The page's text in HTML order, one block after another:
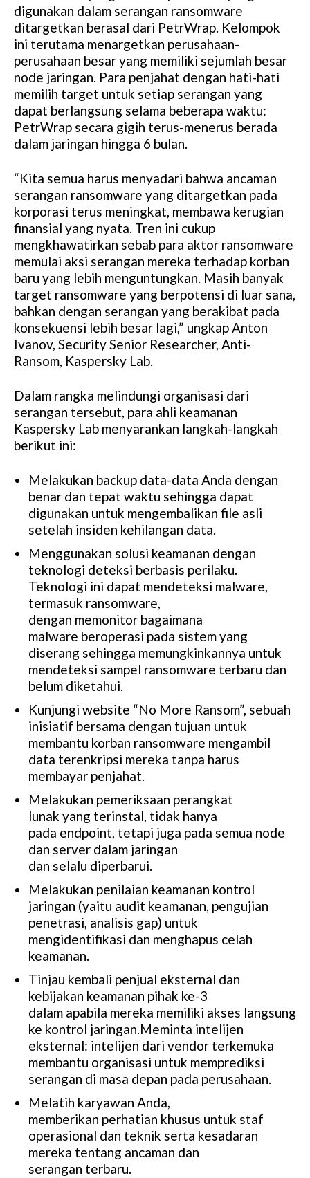
digunakan dalam serangan ransomware
ditargetkan berasal dari PetrWrap. Kelompok
ini terutama menargetkan perusahaan-
perusahaan besar yang memiliki sejumlah besar
node jaringan. Para penjahat dengan hati-hati
memilih target untuk setiap serangan yang
dapat berlangsung selama beberapa waktu:
PetrWrap secara gigih terus-menerus berada
dalam jaringan hingga 6 bulan.
“Kita semua harus menyadari bahwa ancaman
serangan ransomware yang ditargetkan pada
korporasi terus meningkat, membawa kerugian
finansial yang nyata. Tren ini cukup
mengkhawatirkan sebab para aktor ransomware
memulai aksi serangan mereka terhadap korban
baru yang lebih menguntungkan. Masih banyak
target ransomware yang berpotensi di luar sana,
bahkan dengan serangan yang berakibat pada
konsekuensi lebih besar lagi,” ungkap Anton
Ivanov, Security Senior Researcher, Anti-
Ransom, Kaspersky Lab.
Dalam rangka melindungi organisasi dari
serangan tersebut, para ahli keamanan
Kaspersky Lab menyarankan langkah-langkah
berikut ini:
Melakukan backup data-data Anda dengan
benar dan tepat waktu sehingga dapat
digunakan untuk mengembalikan file asli
setelah insiden kehilangan data.
Menggunakan solusi keamanan dengan
teknologi deteksi berbasis perilaku.
Teknologi ini dapat mendeteksi malware,
termasuk ransomware,
dengan memonitor bagaimana
malware beroperasi pada sistem yang
diserang sehingga memungkinkannya untuk
mendeteksi sampel ransomware terbaru dan
belum diketahui.
Kunjungi website “No More Ransom”, sebuah
inisiatif bersama dengan tujuan untuk
membantu korban ransomware mengambil
data terenkripsi mereka tanpa harus
membayar penjahat.
Melakukan pemeriksaan perangkat
lunak yang terinstal, tidak hanya
pada endpoint, tetapi juga pada semua node
dan server dalam jaringan
dan selalu diperbarui.
Melakukan penilaian keamanan kontrol
jaringan (yaitu audit keamanan, pengujian
penetrasi, analisis gap) untuk
mengidentifikasi dan menghapus celah
keamanan.
Tinjau kembali penjual eksternal dan
kebijakan keamanan pihak ke-3
dalam apabila mereka memiliki akses langsung
ke kontrol jaringan.Meminta intelijen
eksternal: intelijen dari vendor terkemuka
membantu organisasi untuk memprediksi
serangan di masa depan pada perusahaan.
Melatih karyawan Anda,
memberikan perhatian khusus untuk staf
operasional dan teknik serta kesadaran
mereka tentang ancaman dan
serangan terbaru.